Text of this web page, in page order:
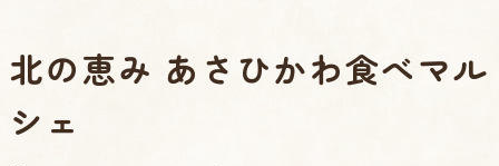
北の恵み あさひかわ食べマル
シェ